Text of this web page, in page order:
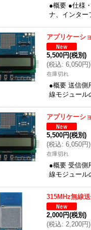
●概要 ●仕様
ナ、インタ
アプリケーシ
5,500円(税別)
(税込: 6,050円)
在庫切れ
●概要 送信側
線モジュー
アプリケーシ
5,500円(税別)
(税込: 6,050円)
在庫切れ
●概要 受信側
線モジュー
315MHz無線
2,000円(税別)
(税込: 2,200円)